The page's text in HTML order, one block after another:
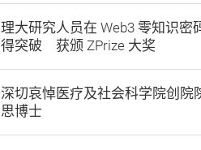
理大研究人员在 Web3 零知识密
得突破 获颁 ZPrize 大奖
深切哀悼医疗及社会科学院创院
思博士